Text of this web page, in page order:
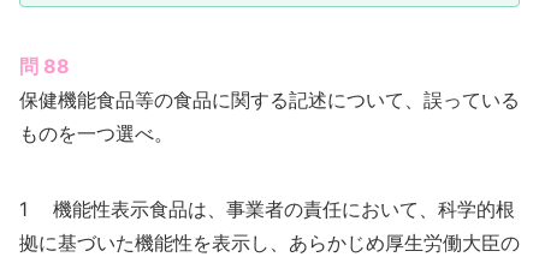
問 88
保健機能食品等の食品に関する記述について、誤っている
ものを一つ選べ。
1 機能性表示食品は、事業者の責任において、科学的根
拠に基づいた機能性を表示し、あらかじめ厚生労働大臣の